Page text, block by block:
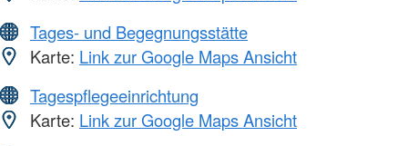
Tages- und Begegnungsstätte
Karte: Link zur Google Maps Ansicht
Tagespflegeeinrichtung
Karte: Link zur Google Maps Ansicht